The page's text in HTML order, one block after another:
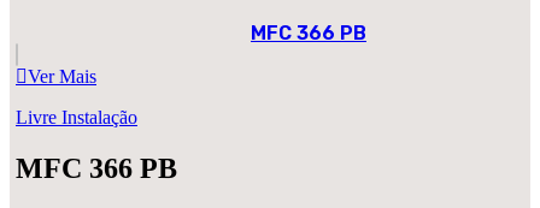
MFC 366 PB
Ver Mais
Livre Instalação
MFC 366 PB